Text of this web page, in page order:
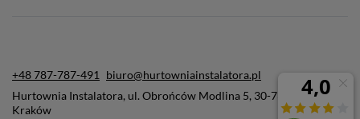
+48 787-787-491 biuro@hurtowniainstalatora.pl
Hurtownia Instalatora, ul. Obrońców Modlina 5, 30-733
Kraków